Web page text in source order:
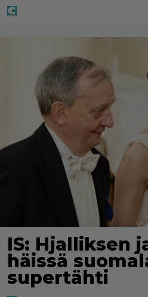
IS: Hjalliksen
häissä
supertähti